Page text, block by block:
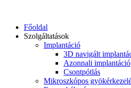
Főoldal
Szolgáltatások
Implantáció
3D navigált
Azonnali implantáció
Csontpótlás
Mikroszkópos